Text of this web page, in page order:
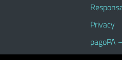
Privacy
pagoPA